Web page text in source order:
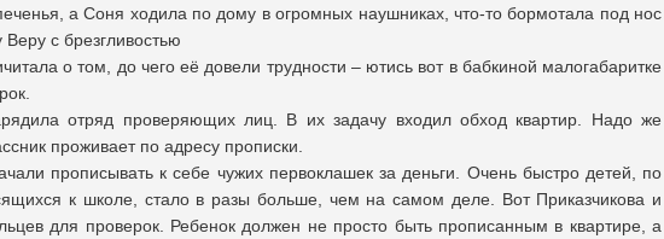
а Соня ходила по дому в огромных наушниках, что-то бормотала под нос
с брезгливостью
о том, до чего её довели трудности – ютись вот в бабкиной малогабаритке
отряд проверяющих лиц. В их задачу входил обход квартир. Надо же
проживает по адресу прописки.
прописывать к себе чужих первоклашек за деньги. Очень быстро детей, по
к школе, стало в разы больше, чем на самом деле. Вот Приказчикова и
для проверок. Ребенок должен не просто быть прописанным в квартире, а